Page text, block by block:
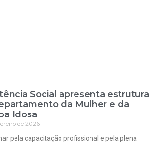
Social apresenta estrutura
da Mulher e da
Idosa
de 2026
pela capacitação profissional e pela plena